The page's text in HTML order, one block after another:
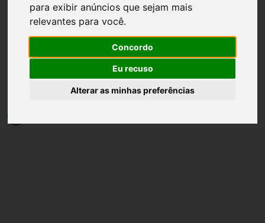
para exibir anúncios que sejam mais
relevantes para você.
Concordo
Eu recuso
Alterar as minhas preferências
Página inicial Noivas
Por que as Madrinhas de
Casamento usam a mesma
cor?